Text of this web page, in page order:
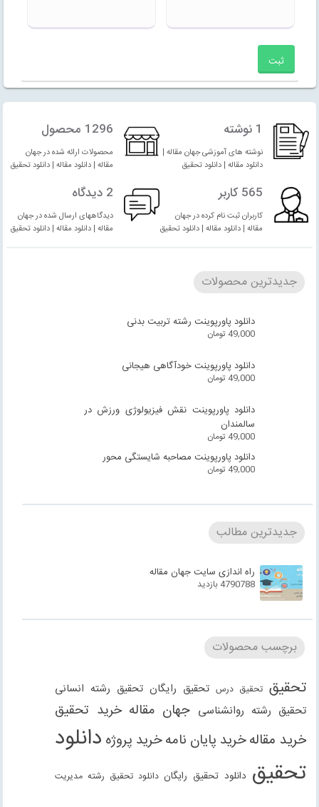
1 نوشته
نوشته های آموزشی جهان مقاله |
دانلود مقاله | دانلود تحقیق
1296 محصول
محصولات ارائه شده در جهان
مقاله | دانلود مقاله | دانلود تحقیق
565 کاربر
کاربران ثبت نام کرده در جهان
مقاله | دانلود مقاله | دانلود تحقیق
2 دیدگاه
دیدگاههای ارسال شده در جهان
مقاله | دانلود مقاله | دانلود تحقیق
جدیدترین محصولات
دانلود پاورپوینت رشته تربیت بدنی
49,000 تومان
دانلود پاورپوینت خودآگاهی هیجانی
49,000 تومان
دانلود پاورپوینت نقش فیزیولوژی ورزش در
سالمندان
49,000 تومان
دانلود پاورپوینت مصاحبه شایستگی محور
49,000 تومان
جدیدترین مطالب
راه اندازی سایت جهان مقاله
4790788 بازدید
برچسب محصولات
تحقیق تحقیق درس تحقیق رایگان تحقیق رشته انسانی
تحقیق رشته روانشناسی جهان مقاله خرید تحقیق
خرید مقالهخرید پایان نامهخرید پروژه دانلود
تحقیق دانلود تحقیق رایگان دانلود تحقیق رشته مدیریت